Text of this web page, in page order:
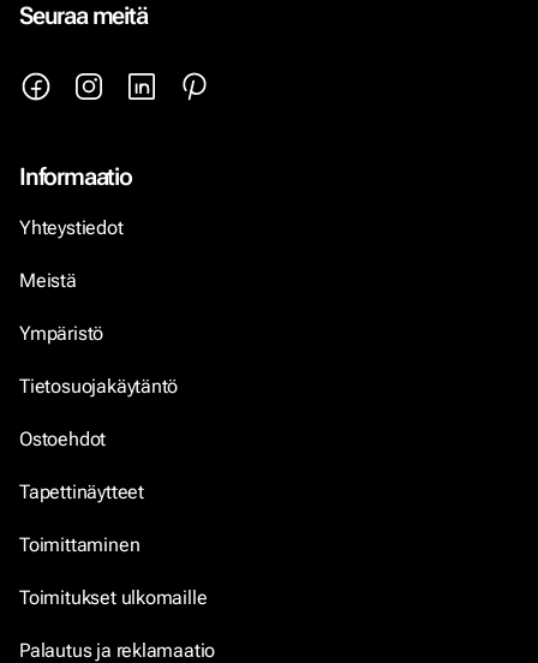
Seuraa meitä
Informaatio
Yhteystiedot
Meistä
Ympäristö
Tietosuojakäytäntö
Ostoehdot
Tapettinäytteet
Toimittaminen
Toimitukset ulkomaille
Palautus ja reklamaatio